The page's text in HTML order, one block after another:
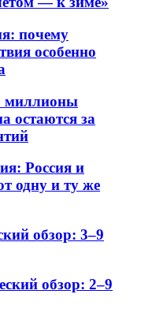
почему
особенно
миллионы
остаются за
Россия и
одну и ту же
обзор: 3–9
обзор: 2–9